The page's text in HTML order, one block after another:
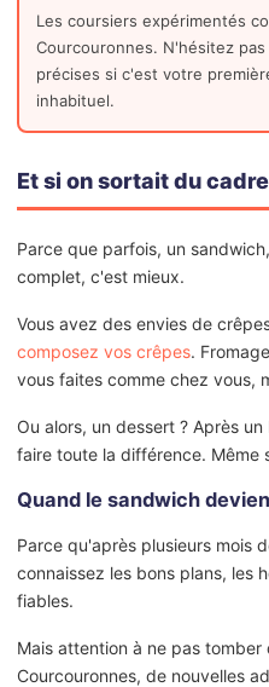
Les coursiers expérimentés
Courcouronnes. N'hésitez
précises si c'est votre
inhabituel.
Et si on sortait du
Parce que parfois, un
complet, c'est mieux.
Vous avez des envies de
composez vos crêpes.
vous faites comme chez vous,
Ou alors, un dessert ? Après
faire toute la différence. Même
Quand le sandwich
Parce qu'après plusieurs mois
connaissez les bons plans, les
fiables.
Mais attention à ne pas
Courcouronnes, de nouvelles